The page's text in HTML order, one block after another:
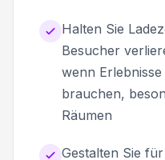
Halten Sie
Besucher
wenn
brauchen,
Räumen
Gestalten Sie